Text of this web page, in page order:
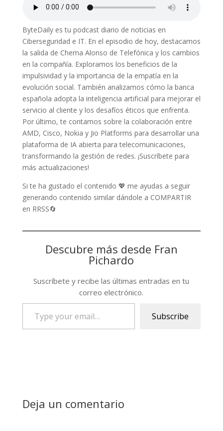
ByteDaily es tu podcast diario de noticias en
Ciberseguridad e IT. En el episodio de hoy, destacamos
la salida de Chema Alonso de Telefónica y los cambios
en la compañía. Exploramos los beneficios de la
impulsividad y la importancia de la empatía en la
evolución social. También analizamos cómo la banca
española adopta la inteligencia artificial para mejorar el
servicio al cliente y los desafíos éticos que enfrenta.
Por último, te contamos sobre la colaboración entre
AMD, Cisco, Nokia y Jio Platforms para desarrollar una
plataforma de IA abierta para telecomunicaciones,
transformando la gestión de redes. ¡Suscríbete para
más actualizaciones!
Si te ha gustado el contenido 💖 me ayudas a seguir
generando contenido similar dándole a COMPARTIR
en RRSS🔄
Descubre más desde Fran
Pichardo
Suscríbete y recibe las últimas entradas en tu
correo electrónico.
email…
Subscribe
Deja un comentario